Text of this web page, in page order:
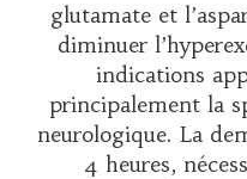
glutamate et
diminuer
indications
principalement la
neurologique. La
4 heures,